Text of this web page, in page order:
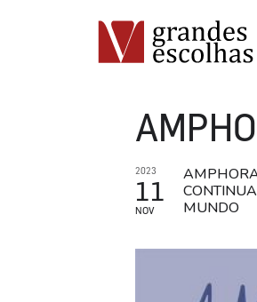
2023
11
NOV
MUNDO